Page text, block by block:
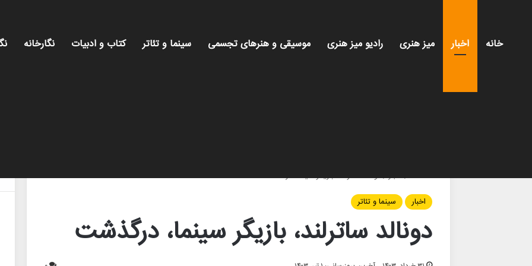
خانه اخبار میز هنری رادیو میز هنری موسیقی و هنرهای تجسمی سینما و تئاتر کتاب و ادبیات نگارخانه
خانه/اخبار/دونالد ساترلند، بازیگر سینما، درگذشت
اخبار
سینما و تئاتر
دونالد ساترلند، بازیگر سینما، درگذشت